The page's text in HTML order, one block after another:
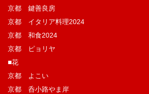
京都 鍵善良房
京都 イタリア料理2024
京都 和食2024
京都 ピョリヤ
■花
京都 よこい
京都 呑小路やま岸